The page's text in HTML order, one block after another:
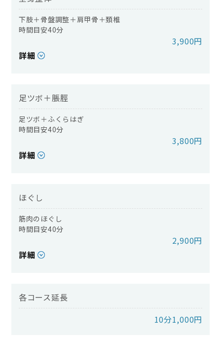
下肢＋骨盤調整＋肩甲骨＋頚椎​​​​​​​
時間目安40分
3,900円
詳細
足ツボ＋脹脛
足ツボ＋ふくらはぎ
時間目安40分
3,800円
詳細
ほぐし
筋肉のほぐし
時間目安40分
2,900円
詳細
各コース延長
10分1,000円